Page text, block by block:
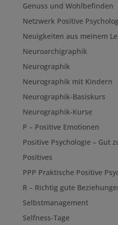
Genuss und Wohlbefinden
Netzwerk Positive
Neuigkeiten aus meinem
Neuroarchigraphik
Neurographik
Neurographik mit Kindern
Neurographik-Basiskurs
Neurographik-Kurse
P – Positive Emotionen
Positive Psychologie – Gut
Positives
PPP Praktische Positive
R – Richtig gute
Selbstmanagement
Selfness-Tage